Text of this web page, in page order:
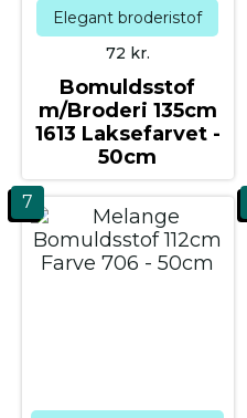
Elegant broderistof
Bomuldsstof
m/Broderi 135cm
1613 Laksefarvet -
50cm
72 kr.
7